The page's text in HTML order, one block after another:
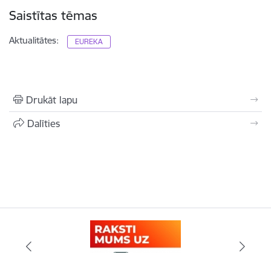
Saistītas tēmas
Aktualitātes: EUREKA
Drukāt lapu
Dalīties